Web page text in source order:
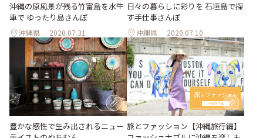
沖縄の原風景が残る竹富島を水牛
車で ゆったり島さんぽ
沖縄県 2020.07.31
日々の暮らしに彩りを 石垣島で探
す手仕事さんぽ
沖縄県 2020.07.10
豊かな感性で生み出されるニュー 旅とファッション【沖縄旅行編】